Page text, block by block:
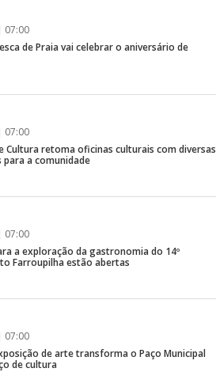
07:00
de Praia vai celebrar o aniversário de
07:00
Cultura retoma oficinas culturais com diversas
para a comunidade
07:00
a exploração da gastronomia do 14º
Farroupilha estão abertas
07:00
de arte transforma o Paço Municipal
de cultura